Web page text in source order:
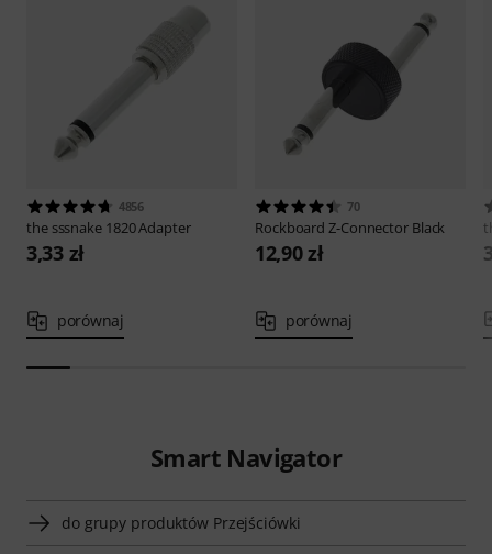
4856
the sssnake 1820 Adapter
3,33 zł
porównaj
70
RockboardZ-Connector Black
12,90 zł
porównaj
Smart Navigator
do grupy produktów Przejściówki